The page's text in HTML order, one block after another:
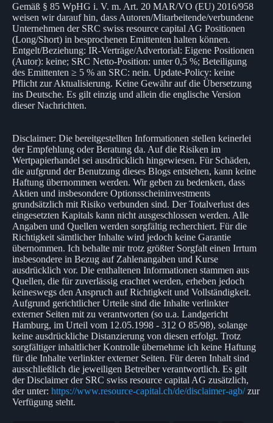
Gemäß § 85 WpHG i. V. m. Art. 20 MAR/VO (EU) 2016/958
weisen wir darauf hin, dass Autoren/Mitarbeitende/verbundene
Unternehmen der SRC swiss resource capital AG Positionen
(Long/Short) in besprochenen Emittenten halten können.
Entgelt/Beziehung: IR-Verträge/Advertorial: Eigene Positionen
(Autor): keine; SRC Netto-Position: unter 0,5 %; Beteiligung
des Emittenten ≥ 5 % an SRC: nein. Update-Policy: keine
Pflicht zur Aktualisierung. Keine Gewähr auf die Übersetzung
ins Deutsche. Es gilt einzig und allein die englische Version
dieser Nachrichten.
Disclaimer: Die bereitgestellten Informationen stellen keinerlei
der Empfehlung oder Beratung da. Auf die Risiken im
Wertpapierhandel sei ausdrücklich hingewiesen. Für Schäden,
die aufgrund der Benutzung dieses Blogs entstehen, kann keine
Haftung übernommen werden. Wir geben zu bedenken, dass
Aktien und insbesondere Optionsscheininvestments
grundsätzlich mit Risiko verbunden sind. Der Totalverlust des
eingesetzten Kapitals kann nicht ausgeschlossen werden. Alle
Angaben und Quellen werden sorgfältig recherchiert. Für die
Richtigkeit sämtlicher Inhalte wird jedoch keine Garantie
übernommen. Ich behalte mir trotz größter Sorgfalt einen Irrtum
insbesondere in Bezug auf Zahlenangaben und Kurse
ausdrücklich vor. Die enthaltenen Informationen stammen aus
Quellen, die für zuverlässig erachtet werden, erheben jedoch
keineswegs den Anspruch auf Richtigkeit und Vollständigkeit.
Aufgrund gerichtlicher Urteile sind die Inhalte verlinkter
externer Seiten mit zu verantworten (so u.a. Landgericht
Hamburg, im Urteil vom 12.05.1998 - 312 O 85/98), solange
keine ausdrückliche Distanzierung von diesen erfolgt. Trotz
sorgfältiger inhaltlicher Kontrolle übernehme ich keine Haftung
für die Inhalte verlinkter externer Seiten. Für deren Inhalt sind
ausschließlich die jeweiligen Betreiber verantwortlich. Es gilt
der Disclaimer der SRC swiss resource capital AG zusätzlich,
der unter: https://www.resource-capital.ch/de/disclaimer-agb/zur
Verfügung steht.